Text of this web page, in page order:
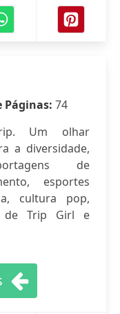
Páginas: 74
Um olhar
a diversidade,
de
esportes
cultura pop,
de Trip Girl e